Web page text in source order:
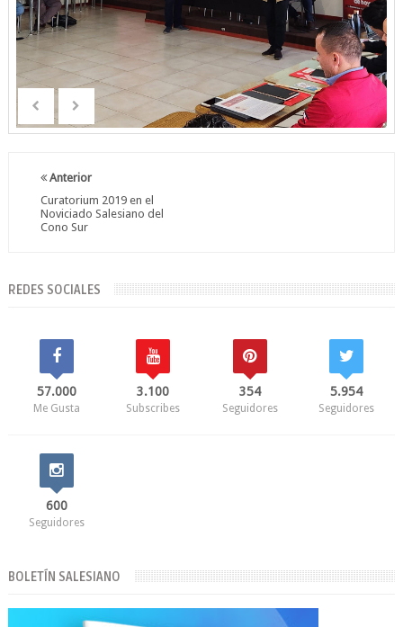
Anterior
Curatorium 2019 en el
Noviciado Salesiano del
Cono Sur
REDES SOCIALES
57.000
Me Gusta
3.100
Subscribes
354
Seguidores
5.954
Seguidores
600
Seguidores
BOLETÍN SALESIANO